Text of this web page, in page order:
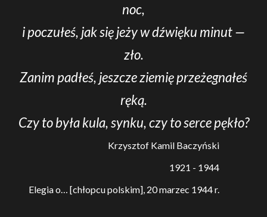
noc,
i poczułeś, jak się jeży w dźwięku minut —
zło.
Zanim padłeś, jeszcze ziemię przeżegnałeś
ręką.
Czy to była kula, synku, czy to serce pękło?
Krzysztof Kamil Baczyński
1921 - 1944
Elegia o… [chłopcu polskim], 20 marzec 1944 r.